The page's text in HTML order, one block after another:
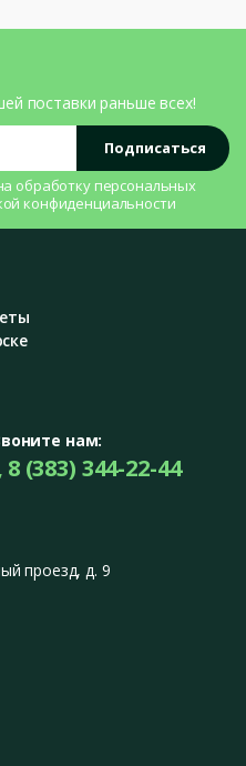
поставки раньше всех!
Подписаться
обработку персональных
конфиденциальности
нам:
, 8 (383) 344-22-44
проезд, д. 9